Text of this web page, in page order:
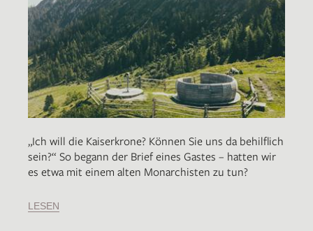
„Ich will die Kaiserkrone? Können Sie uns da behilflich
sein?“ So begann der Brief eines Gastes – hatten wir
es etwa mit einem alten Monarchisten zu tun?
LESEN